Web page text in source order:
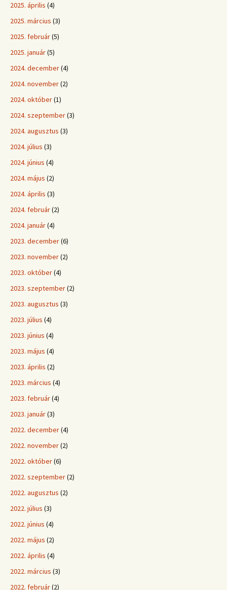
2025. április (4)
2025. március (3)
2025. február(5)
2025. január(5)
2024. december(4)
2024. november(2)
2024. október(1)
2024. szeptember(3)
2024. augusztus (3)
2024. július (3)
2024. június (4)
2024. május (2)
2024. április (3)
2024. február(2)
2024. január(4)
2023. december(6)
2023. november(2)
2023. október(4)
2023. szeptember(2)
2023. augusztus (3)
2023. július (4)
2023. június (4)
2023. május (4)
2023. április (2)
2023. március (4)
2023. február(4)
2023. január(3)
2022. december(4)
2022. november(2)
2022. október(6)
2022. szeptember(2)
2022. augusztus (2)
2022. július (3)
2022. június (4)
2022. május (2)
2022. április (4)
2022. március (3)
2022. február(2)